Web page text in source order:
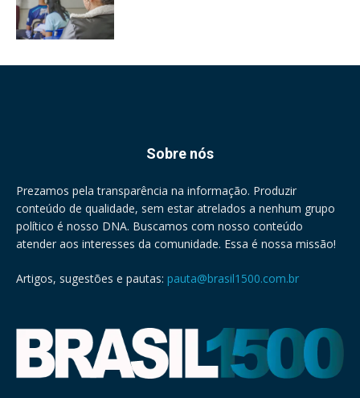
Sobre nós
Prezamos pela transparência na informação. Produzir
conteúdo de qualidade, sem estar atrelados a nenhum grupo
político é nosso DNA. Buscamos com nosso conteúdo
atender aos interesses da comunidade. Essa é nossa missão!
Artigos, sugestões e pautas: pauta@brasil1500.com.br